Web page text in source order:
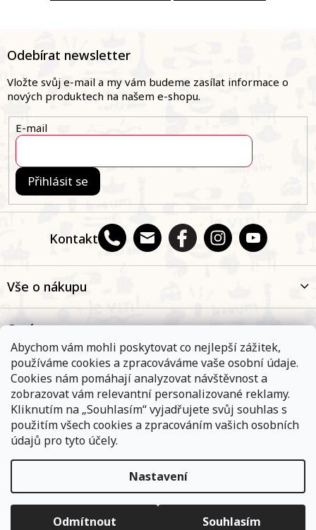
Abychom vám mohli poskytovat co nejlepší zážitek,
používáme cookies a zpracováváme vaše osobní údaje.
Cookies nám pomáhají analyzovat návštěvnost a
zobrazovat vám relevantní personalizované reklamy.
Kliknutím na „Souhlasím“ vyjadřujete svůj souhlas s
použitím všech cookies a zpracováním vašich osobních
údajů pro tyto účely.
Nastavení
Odmítnout Souhlasím
Objednávky, které přijmeme a jsou uhrazeny do 11,00 hodin
expedujeme ještě v ten samý den. Vyčkejte prosím na
informace od přepravní společnosti. Pokud jste zvolili osobní
vyzvednutí na některé z našich poboček - vyčkejte na informační
a
Kontakt
Odebírat newsletter
Vložte svůj e-mail a my vám budeme zasílat informace o
nových produktech na našem e-shopu.
E-mail
Přihlásit se
Vše o nákupu
O nás
Oblíbené kategorie
Kontakt